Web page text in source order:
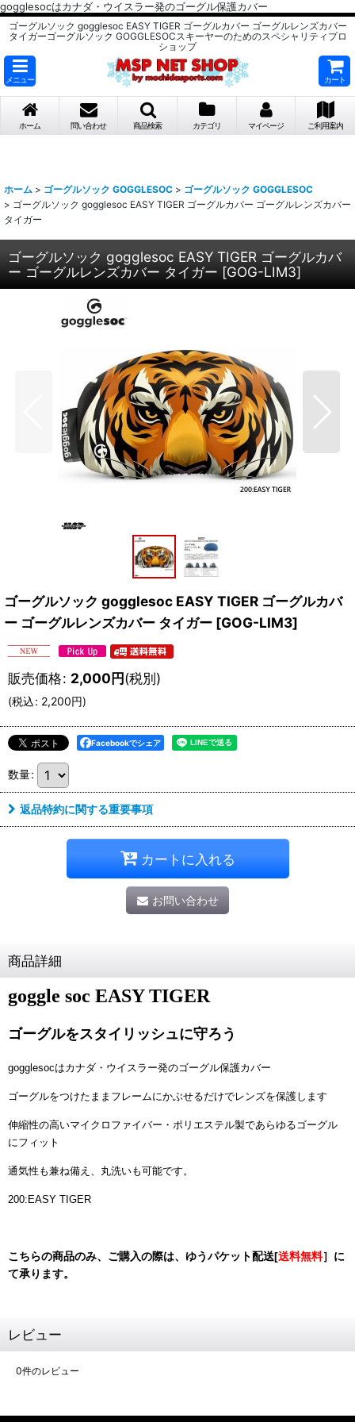
gogglesocはカナダ・ウイスラー発のゴーグル保護カバー
ゴーグルソック gogglesoc EASY TIGER ゴーグルカバー ゴーグルレンズカバー
タイガーゴーグルソック GOGGLESOCスキーヤーのためのスペシャリティプロ
ショップ
メニュー カート
ホーム 問い合わせ 商品検索 カテゴリ マイページ ご利用案内
ホーム > ゴーグルソック GOGGLESOC > ゴーグルソック GOGGLESOC
> ゴーグルソック gogglesoc EASY TIGER ゴーグルカバー ゴーグルレンズカバー
タイガー
ゴーグルソック gogglesoc EASY TIGER ゴーグルカバ
ー ゴーグルレンズカバー タイガー [GOG-LIM3]
ゴーグルソック gogglesoc EASY TIGER ゴーグルカバ
ー ゴーグルレンズカバー タイガー [GOG-LIM3]
販売価格: 2,000円(税別)
(税込: 2,200円)
Facebookでシェア
数量:
返品特約に関する重要事項
カートに入れる
お問い合わせ
商品詳細
goggle soc EASY TIGER
ゴーグルをスタイリッシュに守ろう
gogglesocはカナダ・ウイスラー発のゴーグル保護カバー
ゴーグルをつけたままフレームにかぶせるだけでレンズを保護します
伸縮性の高いマイクロファイバー・ポリエステル製であらゆるゴーグル
にフィット
通気性も兼ね備え、丸洗いも可能です。
200:EASY TIGER
こちらの商品のみ、ご購入の際は、ゆうパケット配送[送料無料］に
て承ります。
レビュー
0件のレビュー